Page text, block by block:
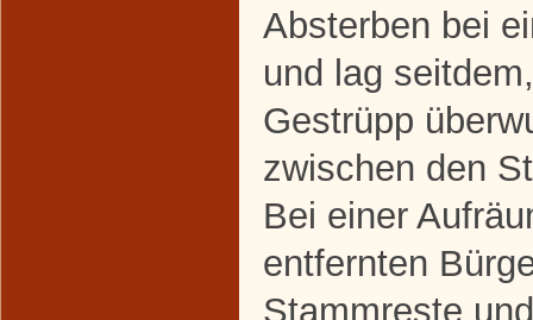
Absterben bei
und lag
Gestrüpp
zwischen den
Bei einer
entfernten
Stammreste